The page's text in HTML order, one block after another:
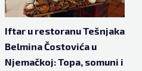
Iftar u restoranu Tešnjaka
Belmina Čostovića u
Njemačkoj: Topa, somuni i